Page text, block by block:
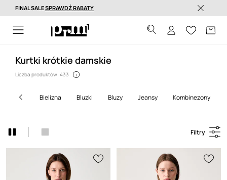
Dostawa nawet w 24h >
FINAL SALESPRAWDŹ RABATY
Kurtki krótkie damskie
Liczba produktów: 433
bielizna bluzki bluzy jeansy kombinezony
Filtry